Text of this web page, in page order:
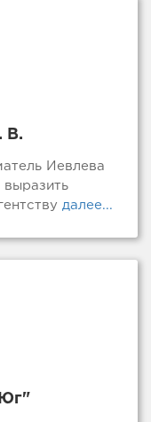
В.
Иевлева
выразить
далее...